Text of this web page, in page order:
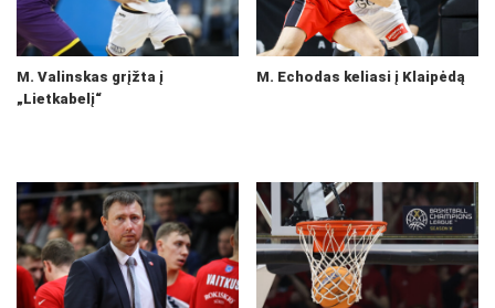
M. Valinskas grįžta į
„Lietkabelį“
M. Echodas keliasi į Klaipėdą